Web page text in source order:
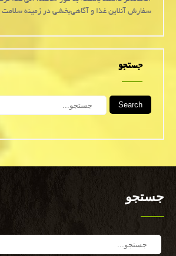
سفارش آنلاین غذا و آگاهی‌بخشی در زمینه
جستجو
Search
جستجو